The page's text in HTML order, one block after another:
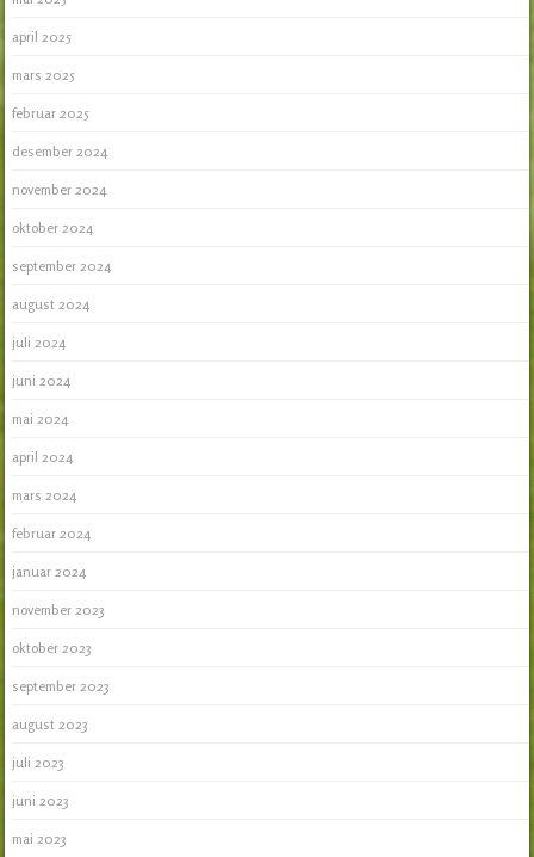
april 2025
mars 2025
februar 2025
desember 2024
november 2024
oktober 2024
september 2024
august 2024
juli 2024
juni 2024
mai 2024
april 2024
mars 2024
februar 2024
januar 2024
november 2023
oktober 2023
september 2023
august 2023
juli 2023
juni 2023
mai 2023